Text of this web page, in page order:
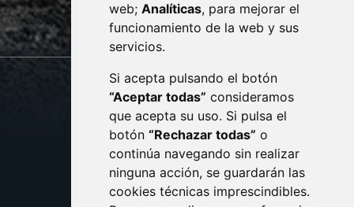
web; Analíticas, para mejorar el
funcionamiento de la web y sus
servicios.
Si acepta pulsando el botón
“Aceptar todas” consideramos
que acepta su uso. Si pulsa el
botón “Rechazar todas” o
continúa navegando sin realizar
ninguna acción, se guardarán las
cookies técnicas imprescindibles.
monzon.es
CONTACTO
AVISO LEGAL
PROTECCIÓN DE DATOS
POLÍTICA DE COOKIES
ACCESIBILIDAD
ENLACE EXTERNO AL